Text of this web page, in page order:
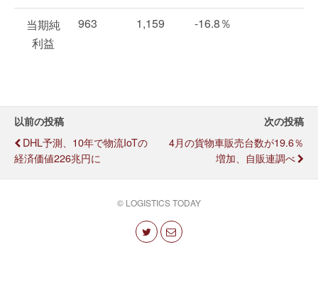
当期純
利益
963 1,159 -16.8％
以前の投稿
DHL予測、10年で物流IoTの
経済価値226兆円に
次の投稿
4月の貨物車販売台数が19.6％
増加、自販連調べ
© LOGISTICS TODAY